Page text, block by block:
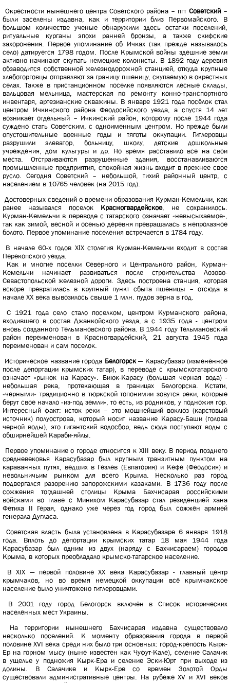
Окрестности нынешнего центра Советского района – пгт Советский –
были заселены издавна, как и территории близ Первомайского. В
большом количестве ученые обнаружили здесь остатки поселений,
ритуальные курганы эпохи ранней бронзы, а также скифские
захоронения. Первое упоминание об Ичках (так прежде называлось
село) датируется 1798 годом. После Крымской войны здешние земли
активно начинают скупать немецкие колонисты. В 1892 году деревня
обзаводится собственной железнодорожной станцией, откуда крупные
хлеботорговцы отправляют за границу пшеницу, скупаемую в окрестных
селах. Также в пристанционном поселке появляются лесные склады,
вальцовая мельница, мастерская по ремонту конно-транспортного
инвентаря, артезианские скважины. В январе 1921 года посёлок стал
центром Ичкинского района Феодосийского уезда, а спустя 14 лет
возникает отдельный – Ичкинский район, которому после 1944 года
суждено стать Советским, с одноименным центром. Но прежде были
опустошительные военные годы и тяготы оккупации. Гитлеровцы
разрушили элеватор, больницу, школу, детские дошкольные
учреждения, дом культуры и др. Но время расставило все на свои
места. Отстраиваются разрушенные здания, восстанавливаются
промышленные предприятия, спокойная жизнь входит в прежнее свое
русло. Сегодня Советский – небольшой, тихий районный центр, с
населением в 10765 человек (на 2015 год).
Достоверных сведений о времени образования Курман-Кемельчи, как
ранее назывался поселок Красногвардейское, не сохранилось.
Курман-Кемельчи в переводе с татарского означает «невысыхаемое»,
так как зимой, весной и осенью деревня превращалась в непролазное
болото. Первое упоминание поселения встречается в 1784 году.
В начале 60-х годов ХІХ столетия Курман-Кемельчи входит в состав
Перекопского уезда.
Как и многие поселки Северного и Центрального район, Курман-
Кемельчи начинает развиваться после строительства Лозово-
Севастопольской железной дороги. Здесь построена станция, которая
вскоре превратилась в крупный пункт сбыта пшеницы – отсюда в
начале ХХ века вывозилось свыше 1 млн. пудов зерна в год.
С 1921 года село стало поселком, центром Курманского района,
входившего в состав Джанкойского уезда, а с 1935 года - центром
вновь созданного Тельмановского района. В 1944 году Тельмановский
район переименован в Красногвардейский, 21 августа 1945 года
переименован и сам поселок.
Историческое название города Белогорск— Карасубазар (изменённое
после депортации крымских татар), в переводе с крымскотатарского
означает «рынок на Карасу». Биюк-Карасу (большая черная вода) -
небольшая река, протекающая в границах Белогорска. Кстати,
«черными» традиционно в тюркской топонимии зовутся реки, которые
берут свое начало «из-под земли», то есть, из родников, у подножия гор.
Интересный факт: исток реки – это мощнейщий воклюз (карстовый
источник) полуострова, который носит название Карасу-Баши (голова
черной воды), это гигантский водосбор, ведь сюда поступают воды с
обширнейшей Караби-яйлы.
Первое упоминание о городе относится к XIII веку. В период позднего
средневековья Карасубазар был крупным транзитным пунктом на
караванных путях, ведших в Гёзлев (Евпатория) и Кефе (Феодосия) и
невольничьим рынком для всего Крыма. Несколько раз город
подвергался разорению запорожскими казаками. В 1736 году после
сожжения тогдашней столицы Крыма Бахчисарая российскими
войсками во главе с Минихом Карасубазар стал резиденцией хана
Фетиха II Герая, однако уже через год город был сожжён армией
генерала Дугласа.
Советская власть была установлена в Карасубазаре 6 января 1918
года. Вплоть до депортации крымских татар 18 мая 1944 года
Карасубазар был одним из двух (наряду с Бахчисараем) городов
Крыма, в которых преобладало крымско-татарское население.
В XIX — первой половине XX века Карасубазар - главный центр
крымчаков, но во время немецкой оккупации всё крымчакское
население было уничтожено гитлеровцами.
В 2001 году город Белогорск включён в Список исторических
населённых мест Украины.
На территории нынешнего Бахчисарая издавна существовало
несколько поселений. К моменту образования города в первой
половине XVI века среди них было три основных: город-крепость Кырк-
Ер на горном мысу (ныне известен как Чуфут-Кале), селение Салачик
в ущелье у подножия Кырк-Ера и селение Эски-Юрт при выходе из
долины. В Салачике и Кырк-Ере со времен Золотой Орды
существовали административные центры. На рубеже XV и XVI веков